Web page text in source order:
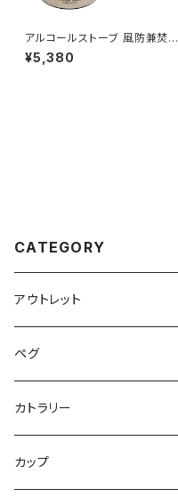
アルコールストーブ 風防兼焚き
火台 セット チタン製 超軽量 折
りたたみ式 焚き火台 コンパクト
¥5,380
CATEGORY
アウトレット
ペグ
標準タイプ
超軽量タイプ
カトラリー
カップ